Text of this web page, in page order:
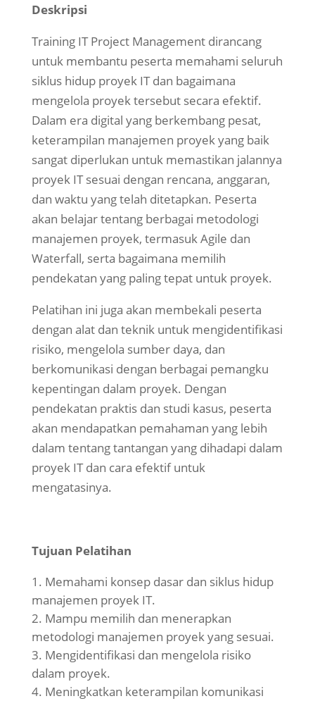
Deskripsi
Training IT Project Management dirancang
untuk membantu peserta memahami seluruh
siklus hidup proyek IT dan bagaimana
mengelola proyek tersebut secara efektif.
Dalam era digital yang berkembang pesat,
keterampilan manajemen proyek yang baik
sangat diperlukan untuk memastikan jalannya
proyek IT sesuai dengan rencana, anggaran,
dan waktu yang telah ditetapkan. Peserta
akan belajar tentang berbagai metodologi
manajemen proyek, termasuk Agile dan
Waterfall, serta bagaimana memilih
pendekatan yang paling tepat untuk proyek.
Pelatihan ini juga akan membekali peserta
dengan alat dan teknik untuk mengidentifikasi
risiko, mengelola sumber daya, dan
berkomunikasi dengan berbagai pemangku
kepentingan dalam proyek. Dengan
pendekatan praktis dan studi kasus, peserta
akan mendapatkan pemahaman yang lebih
dalam tentang tantangan yang dihadapi dalam
proyek IT dan cara efektif untuk
mengatasinya.
Tujuan Pelatihan
Memahami konsep dasar dan siklus hidup
manajemen proyek IT.
Mampu memilih dan menerapkan
metodologi manajemen proyek yang sesuai.
Mengidentifikasi dan mengelola risiko
dalam proyek.
Meningkatkan keterampilan komunikasi